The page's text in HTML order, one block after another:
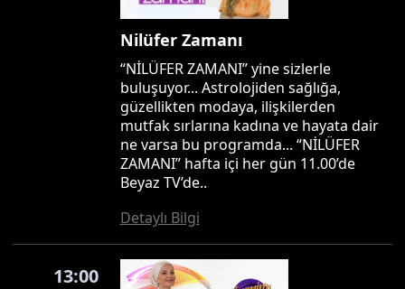
Nilüfer Zamanı
“NİLÜFER ZAMANI” yine sizlerle
buluşuyor... Astrolojiden sağlığa,
güzellikten modaya, ilişkilerden
mutfak sırlarına kadına ve hayata dair
ne varsa bu programda... “NİLÜFER
ZAMANI” hafta içi her gün 11.00’de
Beyaz TV’de..
Detaylı Bilgi
13:00